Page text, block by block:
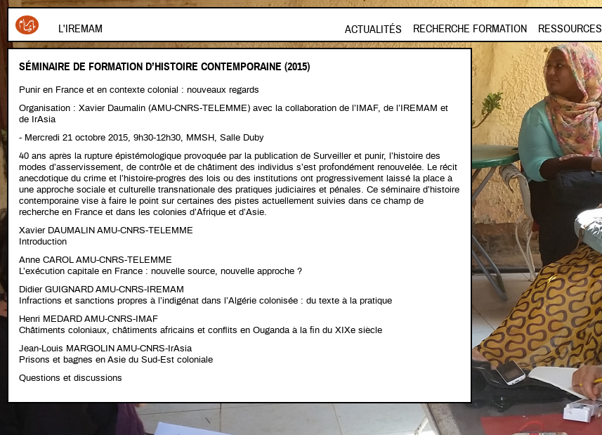
Aller au contenu principal
L'IREMAM ACTUALITÉS RECHERCHE FORMATION RESSOURCES
SÉMINAIRE DE FORMATION D’HISTOIRE CONTEMPORAINE (2015)
Punir en France et en contexte colonial : nouveaux regards
Organisation : Xavier Daumalin (AMU-CNRS-TELEMME) avec la collaboration de l’IMAF, de l’IREMAM et
de IrAsia
- Mercredi 21 octobre 2015, 9h30-12h30, MMSH, Salle Duby
40 ans après la rupture épistémologique provoquée par la publication de Surveiller et punir, l’histoire des
modes d’asservissement, de contrôle et de châtiment des individus s’est profondément renouvelée. Le récit
anecdotique du crime et l’histoire-progrès des lois ou des institutions ont progressivement laissé la place à
une approche sociale et culturelle transnationale des pratiques judiciaires et pénales. Ce séminaire d’histoire
contemporaine vise à faire le point sur certaines des pistes actuellement suivies dans ce champ de
recherche en France et dans les colonies d’Afrique et d’Asie.
Xavier DAUMALIN AMU-CNRS-TELEMME
Introduction
Anne CAROL AMU-CNRS-TELEMME
L’exécution capitale en France : nouvelle source, nouvelle approche ?
Didier GUIGNARD AMU-CNRS-IREMAM
Infractions et sanctions propres à l’indigénat dans l’Algérie colonisée : du texte à la pratique
Henri MEDARD AMU-CNRS-IMAF
Châtiments coloniaux, châtiments africains et conflits en Ouganda à la fin du XIXe siècle
Jean-Louis MARGOLIN AMU-CNRS-IrAsia
Prisons et bagnes en Asie du Sud-Est coloniale
Questions et discussions